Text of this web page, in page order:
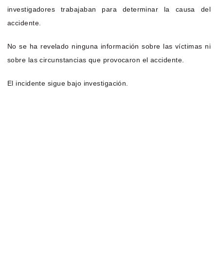
investigadores trabajaban para determinar la causa del
accidente.
No se ha revelado ninguna información sobre las víctimas ni
sobre las circunstancias que provocaron el accidente.
El incidente sigue bajo investigación.